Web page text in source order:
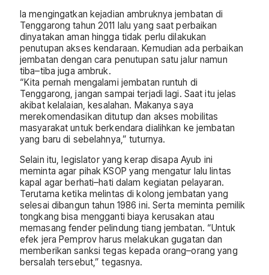
Ia mengingatkan kejadian ambruknya jembatan di
Tenggarong tahun 2011 lalu yang saat perbaikan
dinyatakan aman hingga tidak perlu dilakukan
penutupan akses kendaraan. Kemudian ada perbaikan
jembatan dengan cara penutupan satu jalur namun
tiba–tiba juga ambruk.
“Kita pernah mengalami jembatan runtuh di
Tenggarong, jangan sampai terjadi lagi. Saat itu jelas
akibat kelalaian, kesalahan. Makanya saya
merekomendasikan ditutup dan akses mobilitas
masyarakat untuk berkendara dialihkan ke jembatan
yang baru di sebelahnya,” tuturnya.
Selain itu, legislator yang kerap disapa Ayub ini
meminta agar pihak KSOP yang mengatur lalu lintas
kapal agar berhati–hati dalam kegiatan pelayaran.
Terutama ketika melintas di kolong jembatan yang
selesai dibangun tahun 1986 ini. Serta meminta pemilik
tongkang bisa mengganti biaya kerusakan atau
memasang fender pelindung tiang jembatan. “Untuk
efek jera Pemprov harus melakukan gugatan dan
memberikan sanksi tegas kepada orang–orang yang
bersalah tersebut,” tegasnya.